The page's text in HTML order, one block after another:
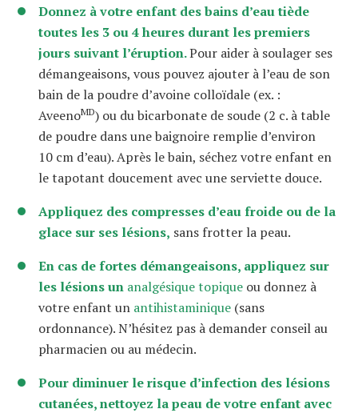
Donnez à votre enfant des bains d’eau tiède
toutes les 3 ou 4 heures durant les premiers
jours suivant l’éruption.Pour aider à soulager ses
démangeaisons, vous pouvez ajouter à l’eau de son
bain de la poudre d’avoine colloïdale (ex. :
AveenoMD) ou du bicarbonate de soude (2 c. à table
de poudre dans une baignoire remplie d’environ
10 cm d’eau). Après le bain, séchez votre enfant en
le tapotant doucement avec une serviette douce.
Appliquez des compresses d’eau froide ou de la
glace sur ses lésions, sans frotter la peau.
En cas de fortes démangeaisons, appliquez sur
les lésions un analgésique topique ou donnez à
votre enfant un antihistaminique (sans
ordonnance). N’hésitez pas à demander conseil au
pharmacien ou au médecin.
Pour diminuer le risque d’infection des lésions
cutanées, nettoyez la peau de votre enfant avec